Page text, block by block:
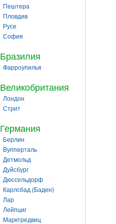
Пештера
Пловдив
Русе
София
Бразилия
Фарроупилья
Великобритания
Лондон
Стрит
Германия
Берлин
Вупперталь
Детмольд
Дуйсбург
Дюссельдорф
Карлсбад (Баден)
Лар
Лейпциг
Марктредвиц